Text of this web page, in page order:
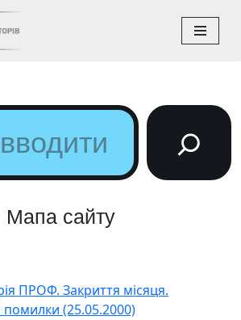
Мапа сайту
ПРОФ. Закриття місяця.
(25.05.2000)